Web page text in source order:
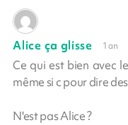
Alice ça glisse 1 an
Ce qui est bien avec
même si c pour dire
N'est pas Alice ?